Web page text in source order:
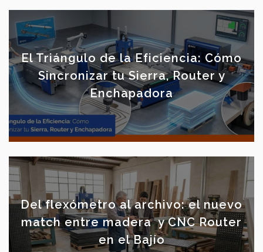
El Triángulo de la Eficiencia: Cómo
Sincronizar tu Sierra, Router y
Enchapadora
Del flexómetro al archivo: el nuevo
match entre madera y CNC Router
en el Bajío